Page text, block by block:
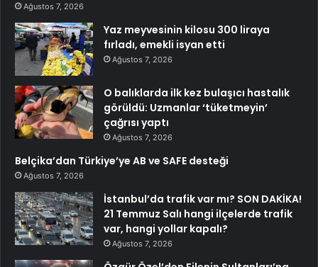
Ağustos 7, 2026
Yaz meyvesinin kilosu 300 liraya
fırladı, emekli isyan etti
Ağustos 7, 2026
O balıklarda ilk kez bulaşıcı hastalık
görüldü: Uzmanlar ‘tüketmeyin’
çağrısı yaptı
Ağustos 7, 2026
Belçika’dan Türkiye’ye AB ve SAFE desteği
Ağustos 7, 2026
İstanbul’da trafik var mı? SON DAKİKA!
21 Temmuz Salı hangi ilçelerde trafik
var, hangi yollar kapalı?
Ağustos 7, 2026